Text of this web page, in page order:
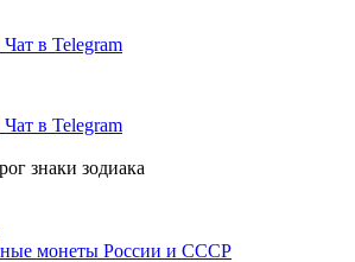
Чат в Telegram
Чат в Telegram
знаки зодиака
монеты России и СССР